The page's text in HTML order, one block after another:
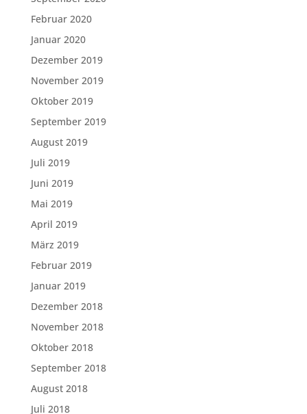
Februar 2020
Januar 2020
Dezember 2019
November 2019
Oktober 2019
September 2019
August 2019
Juli 2019
Juni 2019
Mai 2019
April 2019
März 2019
Februar 2019
Januar 2019
Dezember 2018
November 2018
Oktober 2018
September 2018
August 2018
Juli 2018